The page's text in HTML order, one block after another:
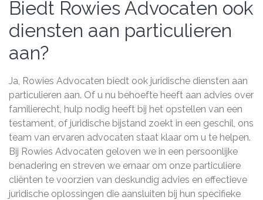
Biedt Rowies Advocaten ook
diensten aan particulieren
aan?
Ja, Rowies Advocaten biedt ook juridische diensten aan
particulieren aan. Of u nu behoefte heeft aan advies over
familierecht, hulp nodig heeft bij het opstellen van een
testament, of juridische bijstand zoekt in een geschil, ons
team van ervaren advocaten staat klaar om u te helpen.
Bij Rowies Advocaten geloven we in een persoonlijke
benadering en streven we ernaar om onze particuliere
cliënten te voorzien van deskundig advies en effectieve
juridische oplossingen die aansluiten bij hun specifieke